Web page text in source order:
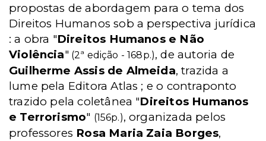
propostas de abordagem para o tema dos
Direitos Humanos sob a perspectiva jurídica
: a obra "Direitos Humanos e Não
Violência" (2ª edição - 168p.), de autoria de
Guilherme Assis de Almeida, trazida a
lume pela Editora Atlas ; e o contraponto
trazido pela coletânea "Direitos Humanos
e Terrorismo" (156p.), organizada pelos
professores Rosa Maria Zaia Borges,